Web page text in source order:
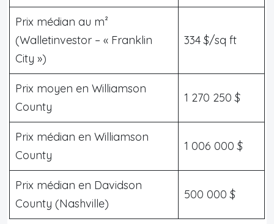
Prix médian au m²
(Walletinvestor – « Franklin
City »)
334 $/sq ft
Prix moyen en Williamson
County
1 270 250 $
Prix médian en Williamson
County
1 006 000 $
Prix médian en Davidson
County (Nashville)
500 000 $